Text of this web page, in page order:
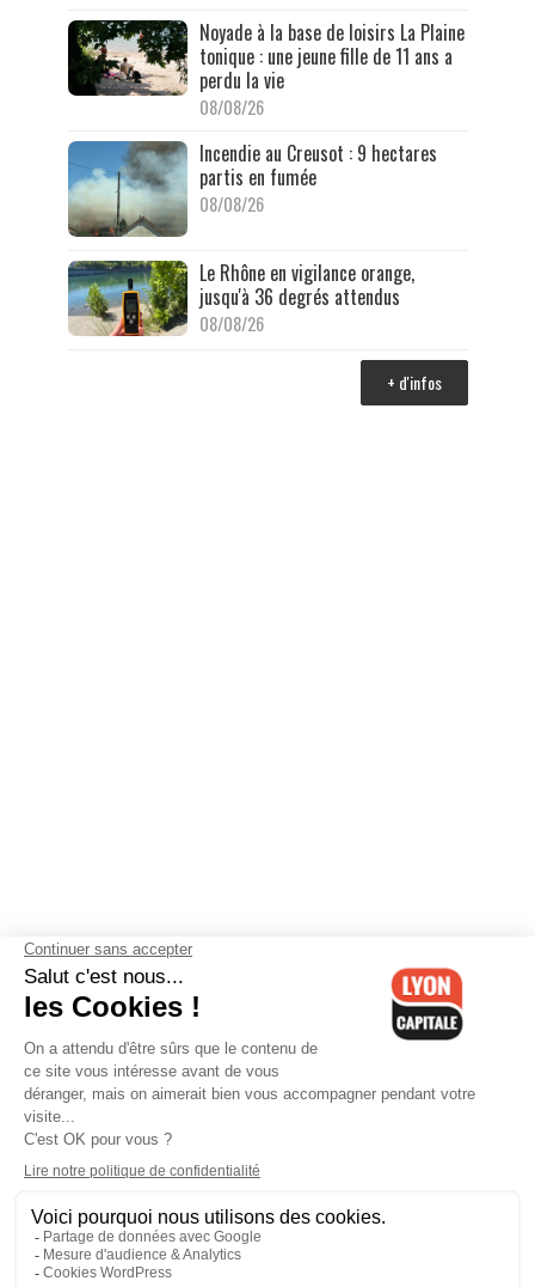
Noyade à la base de loisirs La Plaine
tonique : une jeune fille de 11 ans a
perdu la vie
08/08/26
Incendie au Creusot : 9 hectares
partis en fumée
08/08/26
Le Rhône en vigilance orange,
jusqu'à 36 degrés attendus
08/08/26
+ d'infos
Contactez-nous-Mentions légales-CGV-Politique de
confidentialité-Gestion des cookies